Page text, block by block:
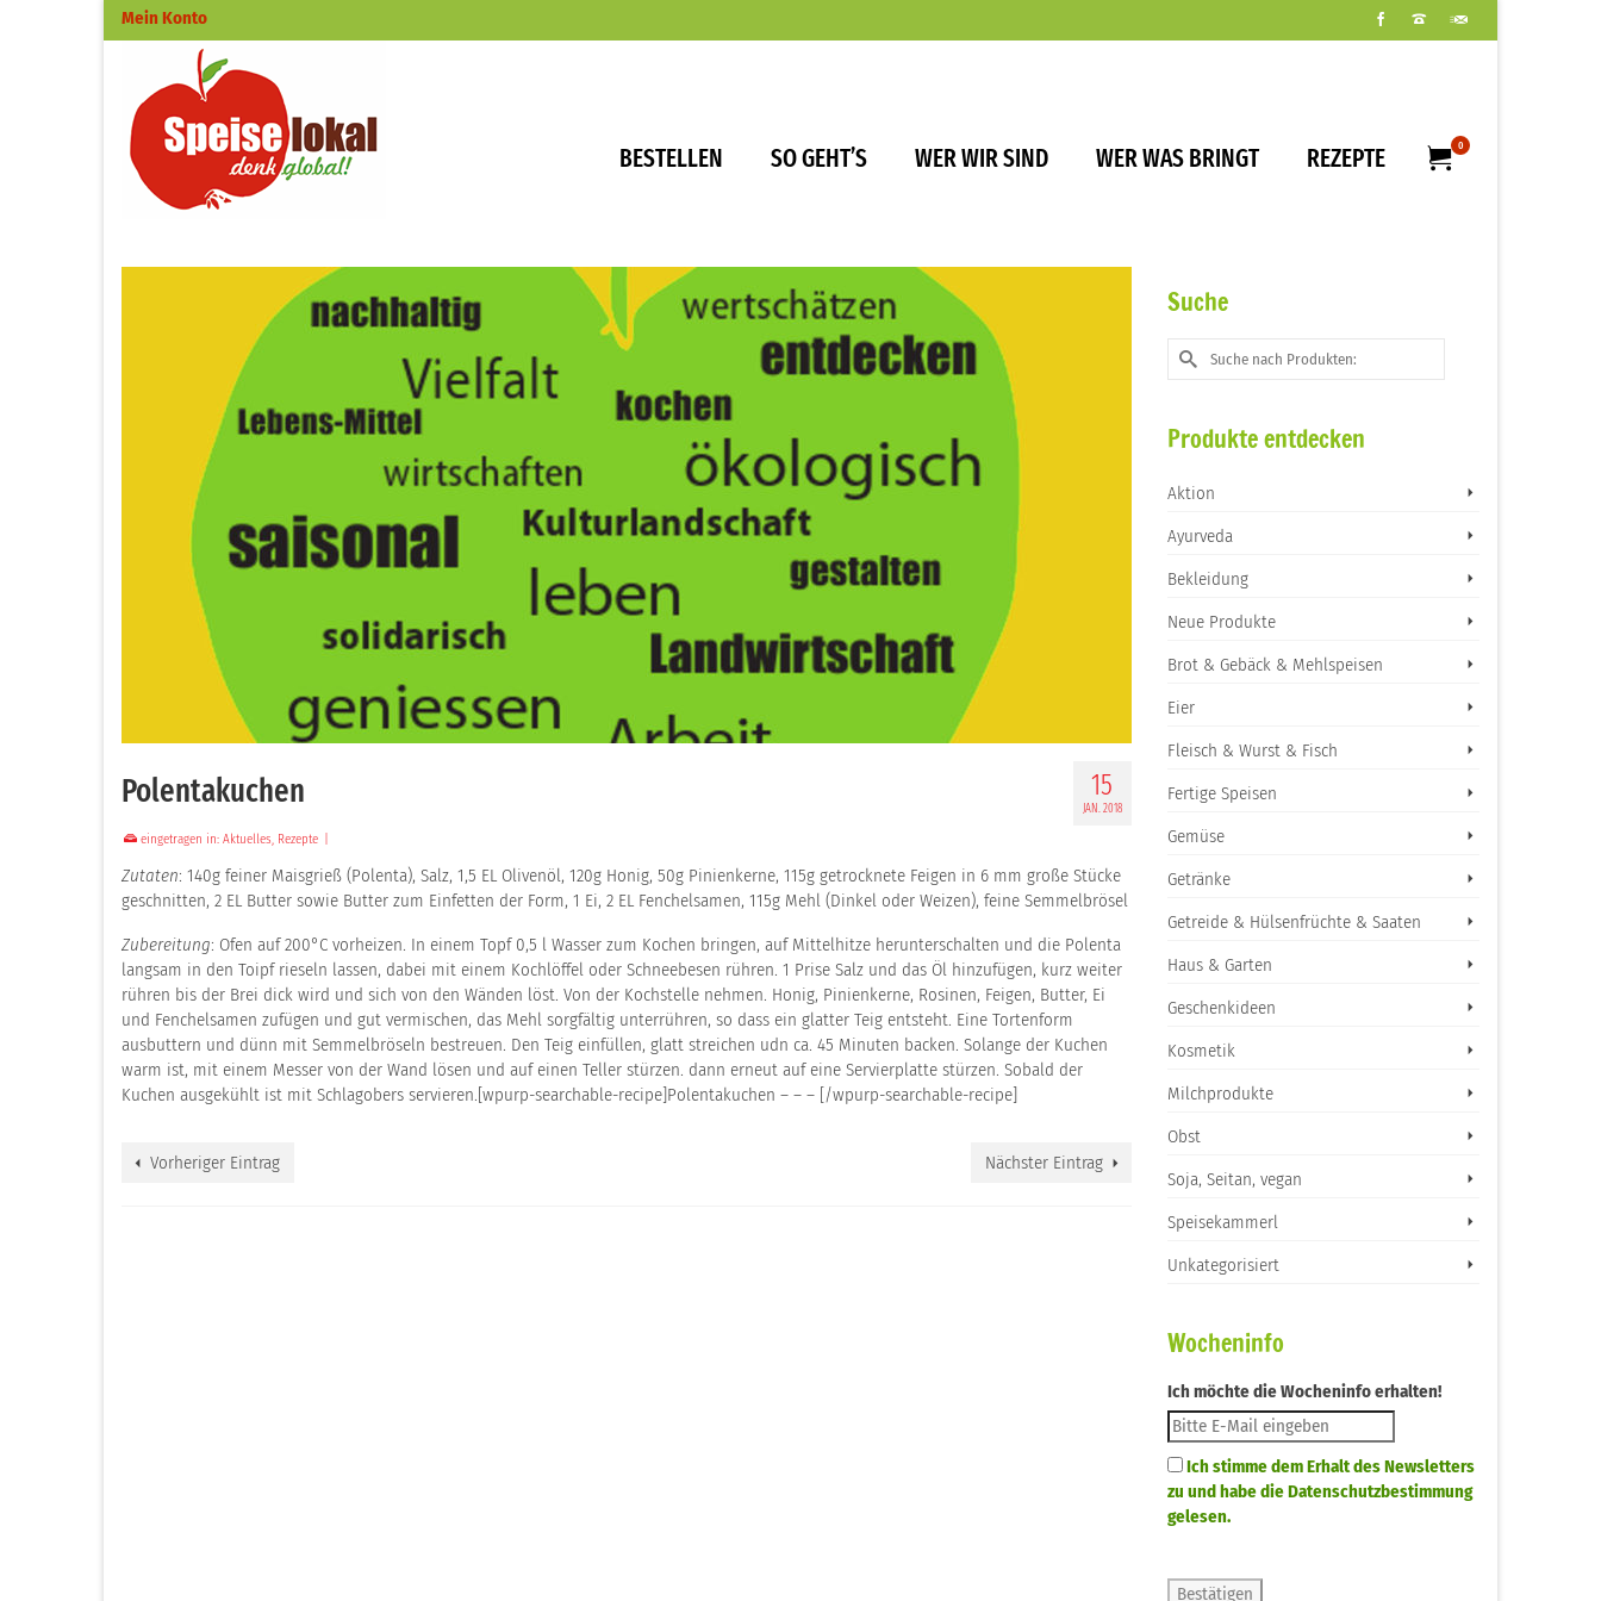
Mein Konto
BESTELLEN SO GEHT’S WER WIR SIND WER WAS BRINGT REZEPTE 0
15
JAN. 2018
Polentakuchen
eingetragen in: Aktuelles, Rezepte
Zutaten: 140g feiner Maisgrieß (Polenta), Salz, 1,5 EL Olivenöl, 120g Honig, 50g Pinienkerne, 115g getrocknete Feigen in 6 mm große Stücke
geschnitten, 2 EL Butter sowie Butter zum Einfetten der Form, 1 Ei, 2 EL Fenchelsamen, 115g Mehl (Dinkel oder Weizen), feine Semmelbrösel
Zubereitung: Ofen auf 200°C vorheizen. In einem Topf 0,5 l Wasser zum Kochen bringen, auf Mittelhitze herunterschalten und die Polenta
langsam in den Toipf rieseln lassen, dabei mit einem Kochlöffel oder Schneebesen rühren. 1 Prise Salz und das Öl hinzufügen, kurz weiter
rühren bis der Brei dick wird und sich von den Wänden löst. Von der Kochstelle nehmen. Honig, Pinienkerne, Rosinen, Feigen, Butter, Ei
und Fenchelsamen zufügen und gut vermischen, das Mehl sorgfältig unterrühren, so dass ein glatter Teig entsteht. Eine Tortenform
ausbuttern und dünn mit Semmelbröseln bestreuen. Den Teig einfüllen, glatt streichen udn ca. 45 Minuten backen. Solange der Kuchen
warm ist, mit einem Messer von der Wand lösen und auf einen Teller stürzen. dann erneut auf eine Servierplatte stürzen. Sobald der
Kuchen ausgekühlt ist mit Schlagobers servieren.[wpurp-searchable-recipe]Polentakuchen – – – [/wpurp-searchable-recipe]
Vorheriger Eintrag Nächster Eintrag
Suche
Suche
nach:
Produkte entdecken
Aktion
Ayurveda
Bekleidung
Neue Produkte
Brot & Gebäck & Mehlspeisen
Eier
Fleisch & Wurst & Fisch
Fertige Speisen
Gemüse
Getränke
Getreide & Hülsenfrüchte & Saaten
Haus & Garten
Geschenkideen
Kosmetik
Milchprodukte
Obst
Soja, Seitan, vegan
Speisekammerl
Unkategorisiert
Wocheninfo
Ich möchte die Wocheninfo erhalten!
Ich stimme dem Erhalt des Newsletters
zu und habe die Datenschutzbestimmung
gelesen.